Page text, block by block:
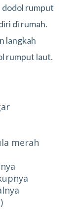
dodol rumput
di rumah.
langkah
rumput laut.
merah